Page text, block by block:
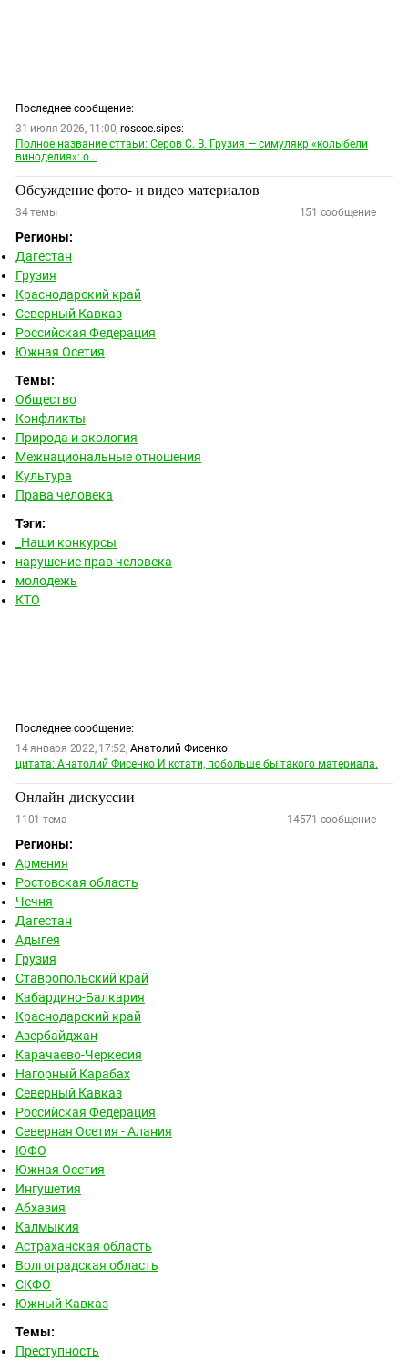
Последнее сообщение:
31 июля 2026, 11:00, roscoe.sipes:
Полное название сттаьи: Серов С. В. Грузия — симулякр «колыбели
виноделия»: о...
Обсуждение фото- и видео материалов
34темы 151 сообщение
Регионы:
Дагестан
Грузия
Краснодарский край
Северный Кавказ
Российская Федерация
Южная Осетия
Темы:
Общество
Конфликты
Природа и экология
Межнациональные отношения
Культура
Права человека
Тэги:
_Наши конкурсы
нарушение прав человека
молодежь
КТО
Последнее сообщение:
14 января 2022, 17:52, Анатолий Фисенко:
цитата: Анатолий Фисенко И кстати, побольше бы такого материала.
Онлайн-дискуссии
1101 тема 14571 сообщение
Регионы:
Армения
Ростовская область
Чечня
Дагестан
Адыгея
Грузия
Ставропольский край
Кабардино-Балкария
Краснодарский край
Азербайджан
Карачаево-Черкесия
Нагорный Карабах
Северный Кавказ
Российская Федерация
Северная Осетия - Алания
ЮФО
Южная Осетия
Ингушетия
Абхазия
Калмыкия
Астраханская область
Волгоградская область
СКФО
Южный Кавказ
Темы:
Преступность